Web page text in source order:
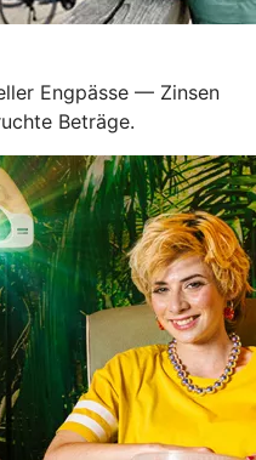
Engpässe — Zinsen
Beträge.